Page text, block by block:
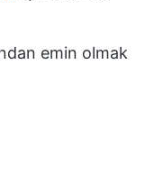
emin olmak